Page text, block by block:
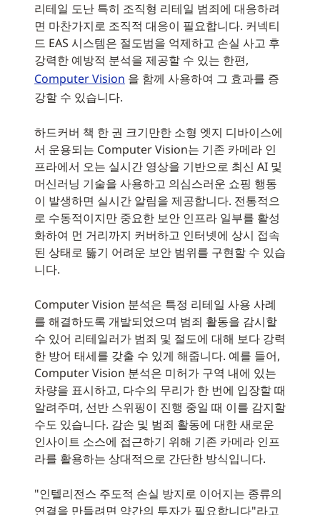
리테일 도난 특히 조직형 리테일 범죄에 대응하려
면 마찬가지로 조직적 대응이 필요합니다. 커넥티
드 EAS 시스템은 절도범을 억제하고 손실 사고 후
강력한 예방적 분석을 제공할 수 있는 한편,
Computer Vision 을 함께 사용하여 그 효과를 증
강할 수 있습니다.
하드커버 책 한 권 크기만한 소형 엣지 디바이스에
서 운용되는 Computer Vision는 기존 카메라 인
프라에서 오는 실시간 영상을 기반으로 최신 AI 및
머신러닝 기술을 사용하고 의심스러운 쇼핑 행동
이 발생하면 실시간 알림을 제공합니다. 전통적으
로 수동적이지만 중요한 보안 인프라 일부를 활성
화하여 먼 거리까지 커버하고 인터넷에 상시 접속
된 상태로 뚫기 어려운 보안 범위를 구현할 수 있습
니다.
Computer Vision 분석은 특정 리테일 사용 사례
를 해결하도록 개발되었으며 범죄 활동을 감시할
수 있어 리테일러가 범죄 및 절도에 대해 보다 강력
한 방어 태세를 갖출 수 있게 해줍니다. 예를 들어,
Computer Vision 분석은 미허가 구역 내에 있는
차량을 표시하고, 다수의 무리가 한 번에 입장할 때
알려주며, 선반 스위핑이 진행 중일 때 이를 감지할
수도 있습니다. 감손 및 범죄 활동에 대한 새로운
인사이트 소스에 접근하기 위해 기존 카메라 인프
라를 활용하는 상대적으로 간단한 방식입니다.
"인텔리전스 주도적 손실 방지로 이어지는 종류의
연결을 만들려면 약간의 투자가 필요합니다"라고